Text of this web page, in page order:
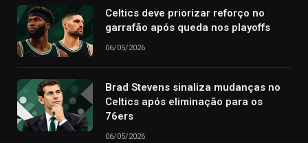
Celtics deve priorizar reforço no
garrafão após queda nos playoffs
06/05/2026
Brad Stevens sinaliza mudanças no
Celtics após eliminação para os
76ers
06/05/2026